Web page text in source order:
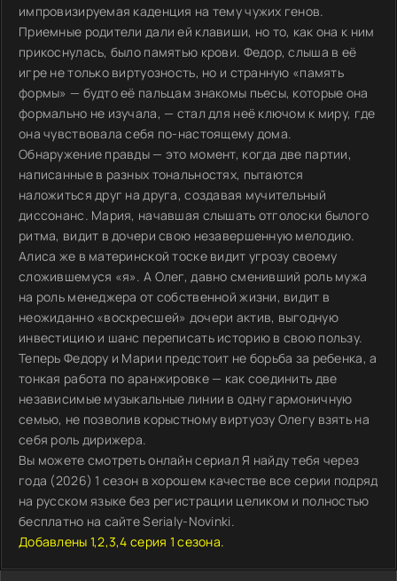
импровизируемая каденция на тему чужих генов.
Приемные родители дали ей клавиши, но то, как она к ним
прикоснулась, было памятью крови. Федор, слыша в её
игре не только виртуозность, но и странную «память
формы» — будто её пальцам знакомы пьесы, которые она
формально не изучала, — стал для неё ключом к миру, где
она чувствовала себя по-настоящему дома.
Обнаружение правды — это момент, когда две партии,
написанные в разных тональностях, пытаются
наложиться друг на друга, создавая мучительный
диссонанс. Мария, начавшая слышать отголоски былого
ритма, видит в дочери свою незавершенную мелодию.
Алиса же в материнской тоске видит угрозу своему
сложившемуся «я». А Олег, давно сменивший роль мужа
на роль менеджера от собственной жизни, видит в
неожиданно «воскресшей» дочери актив, выгодную
инвестицию и шанс переписать историю в свою пользу.
Теперь Федору и Марии предстоит не борьба за ребенка, а
тонкая работа по аранжировке — как соединить две
независимые музыкальные линии в одну гармоничную
семью, не позволив корыстному виртуозу Олегу взять на
себя роль дирижера.
Вы можете смотреть онлайн сериал Я найду тебя через
года (2026) 1 сезон в хорошем качестве все серии подряд
на русском языке без регистрации целиком и полностью
бесплатно на сайте Serialy-Novinki.
Добавлены 1,2,3,4 серия 1 сезона.